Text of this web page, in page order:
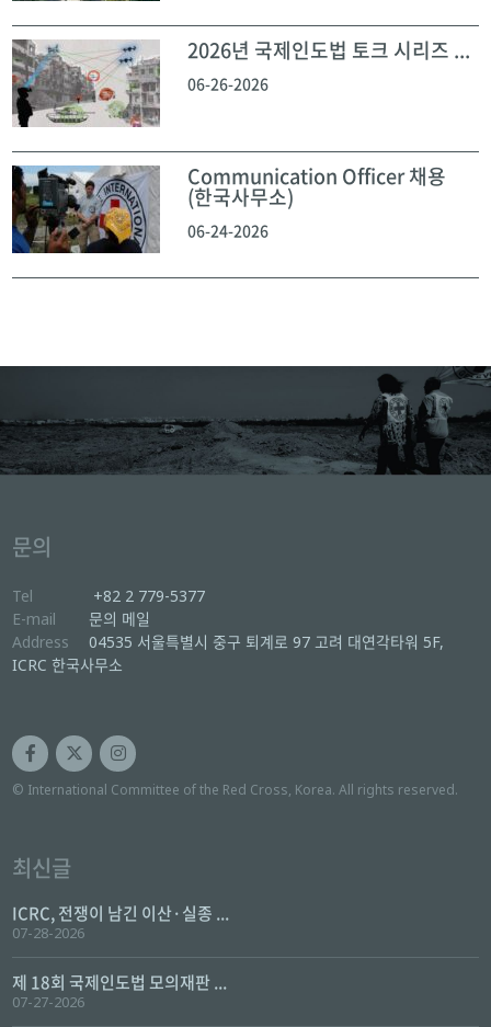
2026년 국제인도법 토크 시리즈 ...
06-26-2026
Communication Officer 채용
(한국사무소)
06-24-2026
문의
Tel
+82 2 779-5377
E-mail
문의 메일
Address
04535 서울특별시 중구 퇴계로 97 고려 대연각타워 5F,
ICRC 한국사무소
© International Committee of the Red Cross, Korea. All rights reserved.
최신글
ICRC, 전쟁이 남긴 이산·실종 ...
07-28-2026
제 18회 국제인도법 모의재판 ...
07-27-2026